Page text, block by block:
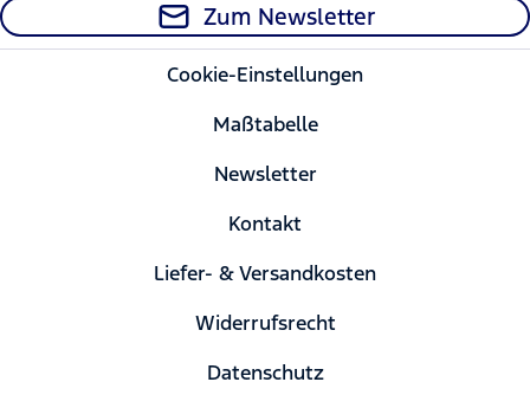
Zum Newsletter
Cookie-Einstellungen
Maßtabelle
Newsletter
Kontakt
Liefer- & Versandkosten
Widerrufsrecht
Datenschutz